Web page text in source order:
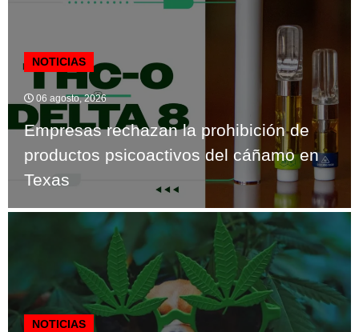
NOTICIAS
06 agosto, 2026
Empresas rechazan la prohibición de
productos psicoactivos del cáñamo en
Texas
NOTICIAS